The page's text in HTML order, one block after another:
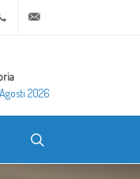
+20 2 25970400
2026